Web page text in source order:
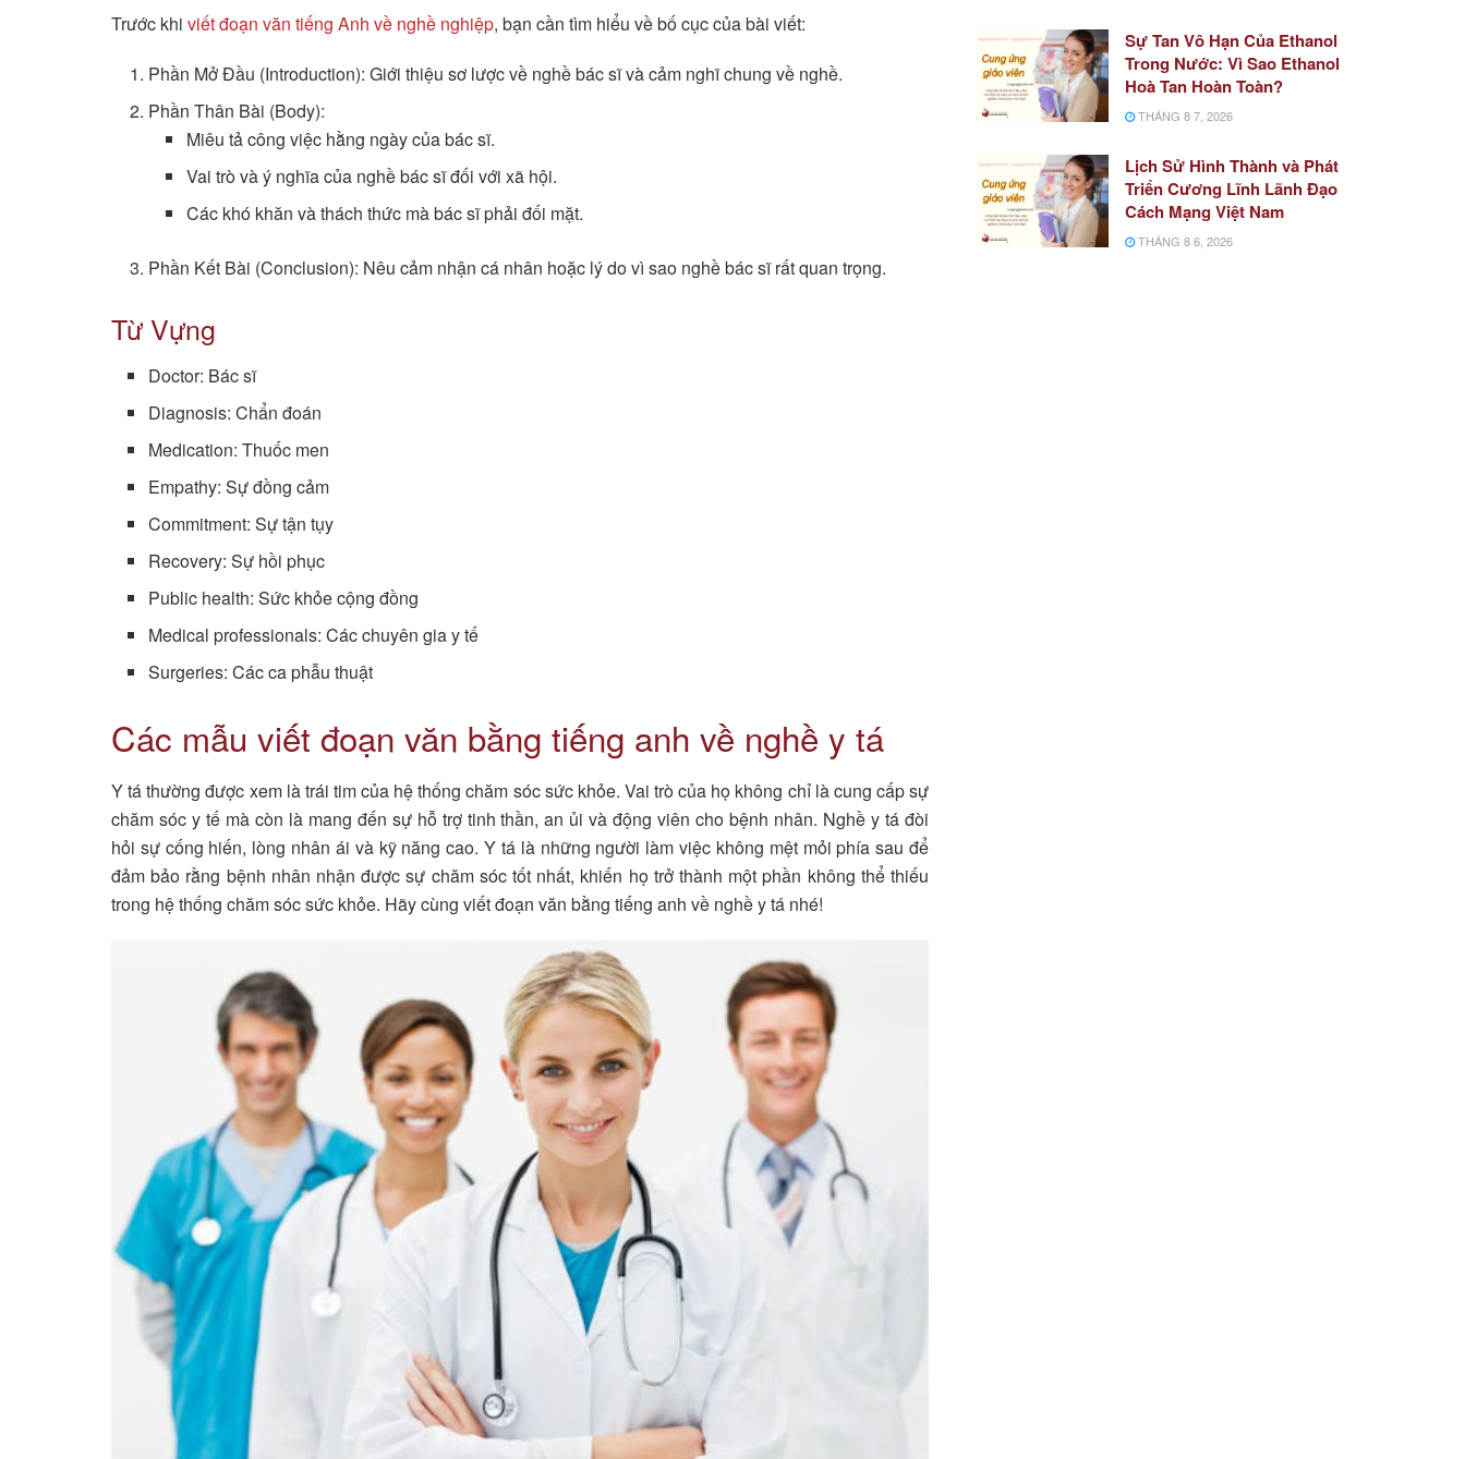
Trước khi viết đoạn văn tiếng Anh về nghề nghiệp, bạn cần tìm hiểu về bố cục của bài viết:
Phần Mở Đầu (Introduction): Giới thiệu sơ lược về nghề bác sĩ và cảm nghĩ chung về nghề.
Phần Thân Bài (Body):
Miêu tả công việc hằng ngày của bác sĩ.
Vai trò và ý nghĩa của nghề bác sĩ đối với xã hội.
Các khó khăn và thách thức mà bác sĩ phải đối mặt.
Phần Kết Bài (Conclusion): Nêu cảm nhận cá nhân hoặc lý do vì sao nghề bác sĩ rất quan trọng.
Từ Vựng
Doctor: Bác sĩ
Diagnosis: Chẩn đoán
Medication: Thuốc men
Empathy: Sự đồng cảm
Commitment: Sự tận tụy
Recovery: Sự hồi phục
Public health: Sức khỏe cộng đồng
Medical professionals: Các chuyên gia y tế
Surgeries: Các ca phẫu thuật
Các mẫu viết đoạn văn bằng tiếng anh về nghề y tá
Y tá thường được xem là trái tim của hệ thống chăm sóc sức khỏe. Vai trò của họ không chỉ là cung cấp sự
chăm sóc y tế mà còn là mang đến sự hỗ trợ tinh thần, an ủi và động viên cho bệnh nhân. Nghề y tá đòi
hỏi sự cống hiến, lòng nhân ái và kỹ năng cao. Y tá là những người làm việc không mệt mỏi phía sau để
đảm bảo rằng bệnh nhân nhận được sự chăm sóc tốt nhất, khiến họ trở thành một phần không thể thiếu
trong hệ thống chăm sóc sức khỏe. Hãy cùng viết đoạn văn bằng tiếng anh về nghề y tá nhé!
Sự Tan Vô Hạn Của Ethanol
Trong Nước: Vì Sao Ethanol
Hoà Tan Hoàn Toàn?
THÁNG 8 7, 2026
Lịch Sử Hình Thành và Phát
Triển Cương Lĩnh Lãnh Đạo
Cách Mạng Việt Nam
THÁNG 8 6, 2026